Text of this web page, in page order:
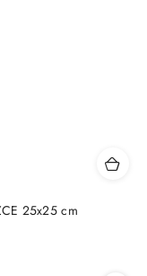
25x25 cm